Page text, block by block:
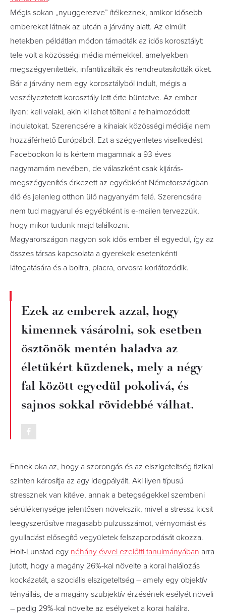
Mégis sokan „nyuggerezve” ítélkeznek, amikor idősebb
embereket látnak az utcán a járvány alatt. Az elmúlt
hetekben példátlan módon támadták az idős korosztályt:
tele volt a közösségi média mémekkel, amelyekben
megszégyenítették, infantilizálták és rendreutasították őket.
Bár a járvány nem egy korosztályból indult, mégis a
veszélyeztetett korosztály lett érte büntetve. Az ember
ilyen: kell valaki, akin ki lehet tölteni a felhalmozódott
indulatokat. Szerencsére a kínaiak közösségi médiája nem
hozzáférhető Európából. Ezt a szégyenletes viselkedést
Facebookon ki is kértem magamnak a 93 éves
nagymamám nevében, de válaszként csak kijárás-
megszégyenítés érkezett az egyébként Németországban
élő és jelenleg otthon ülő nagyanyám felé. Szerencsére
nem tud magyarul és egyébként is e-mailen tervezzük,
hogy mikor tudunk majd találkozni.
Magyarországon nagyon sok idős ember él egyedül, így az
összes társas kapcsolata a gyerekek esetenkénti
látogatására és a boltra, piacra, orvosra korlátozódik.
Ezek az emberek azzal, hogy
kimennek vásárolni, sok esetben
ösztönök mentén haladva az
életükért küzdenek, mely a négy
fal között egyedül pokolivá, és
sajnos sokkal rövidebbé válhat.
Ennek oka az, hogy a szorongás és az elszigeteltség fizikai
szinten károsítja az agy idegpályáit. Aki ilyen típusú
stressznek van kitéve, annak a betegségekkel szembeni
sérülékenysége jelentősen növekszik, mivel a stressz kicsit
leegyszerűsítve magasabb pulzusszámot, vérnyomást és
gyulladást elősegítő vegyületek felszaporodását okozza.
Holt-Lunstad egy néhány évvel ezelőtti tanulmányában arra
jutott, hogy a magány 26%-kal növelte a korai halálozás
kockázatát, a szociális elszigeteltség – amely egy objektív
tényállás, de a magány szubjektív érzésének esélyét növeli
– pedig 29%-kal növelte az esélyeket a korai halálra.